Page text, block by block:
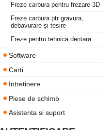
Freze carbura pentru frezare 3D
Freze carbura ptr gravura,
debavurare și tesire
Freze pentru tehnica dentara
Software
Carti
Intretinere
Piese de schimb
Asistenta si suport